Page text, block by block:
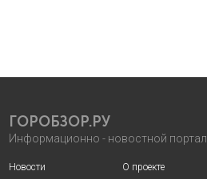
ГОРОБЗОР.РУ
Информационно - новостной портал
Новости
О проекте